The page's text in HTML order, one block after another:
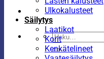
Etsi:
Ulkokalusteet
Säilytys
Laatikot
Korit
Kenkätelineet